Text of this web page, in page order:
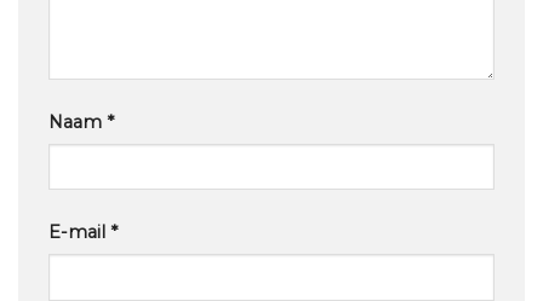
Naam *
E-mail *